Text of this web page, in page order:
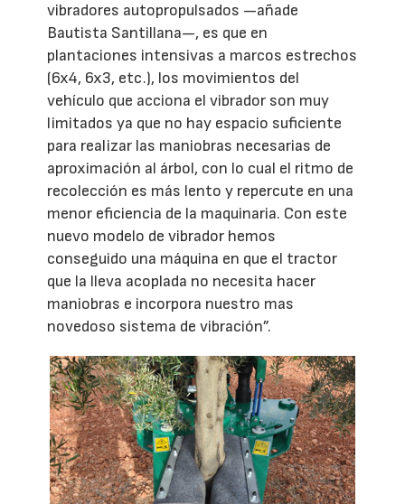
vibradores autopropulsados —añade
Bautista Santillana—, es que en
plantaciones intensivas a marcos estrechos
(6x4, 6x3, etc.), los movimientos del
vehículo que acciona el vibrador son muy
limitados ya que no hay espacio suficiente
para realizar las maniobras necesarias de
aproximación al árbol, con lo cual el ritmo de
recolección es más lento y repercute en una
menor eficiencia de la maquinaria. Con este
nuevo modelo de vibrador hemos
conseguido una máquina en que el tractor
que la lleva acoplada no necesita hacer
maniobras e incorpora nuestro mas
novedoso sistema de vibración”.